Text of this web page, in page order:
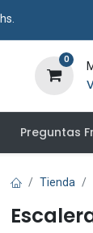
0
Preguntas
Tienda